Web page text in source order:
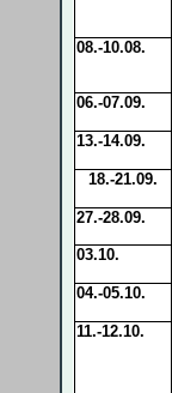
08.-10.08.
06.-07.09.
13.-14.09.
18.-21.09.
27.-28.09.
03.10.
04.-05.10.
11.-12.10.